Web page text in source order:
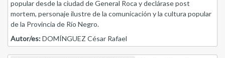
popular desde la ciudad de General Roca y declárase post
mortem, personaje ilustre de la comunicación y la cultura popular
de la Provincia de Río Negro.
Autor/es:DOMÍNGUEZ César Rafael